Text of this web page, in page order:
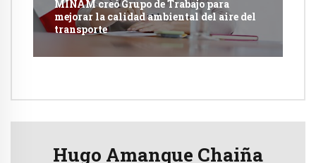
MINAM creó Grupo de Trabajo para
mejorar la calidad ambiental del aire del
transporte
Hugo Amanque Chaiña